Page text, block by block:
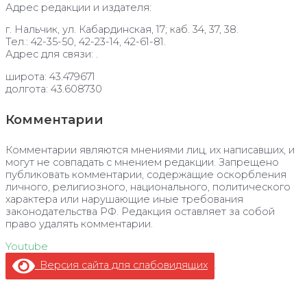
Адрес редакции и издателя:
г. Нальчик, ул. Кабардинская, 17; каб. 34, 37, 38.
Тел.: 42-35-50, 42-23-14, 42-61-81.
Адрес для связи: .
широта: 43.479671
долгота: 43.608730
Комментарии
Комментарии являются мнениями лиц, их написавших, и
могут не совпадать с мнением редакции. Запрещено
публиковать комментарии, содержащие оскорбления
личного, религиозного, национального, политического
характера или нарушающие иные требования
законодательства РФ. Редакция оставляет за собой
право удалять комментарии.
Youtube
Версия сайта для слабовидящих
.